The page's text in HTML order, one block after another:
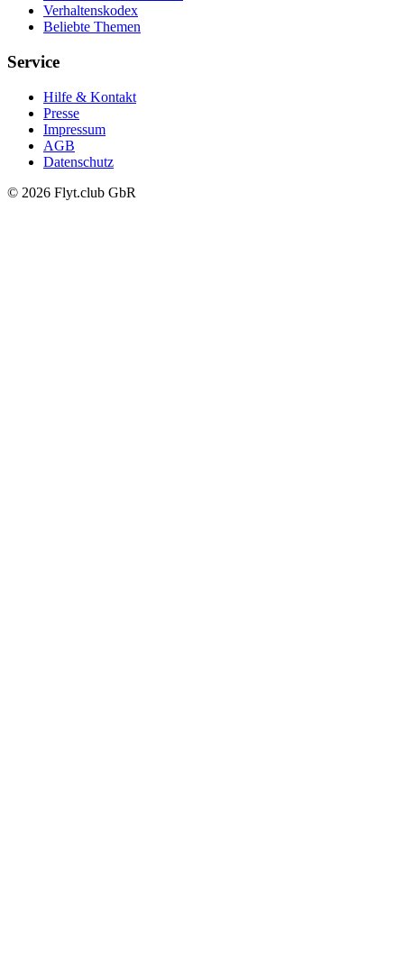
Verhaltenskodex
Beliebte Themen
Service
Hilfe & Kontakt
Presse
Impressum
AGB
Datenschutz
© 2026 Flyt.club GbR